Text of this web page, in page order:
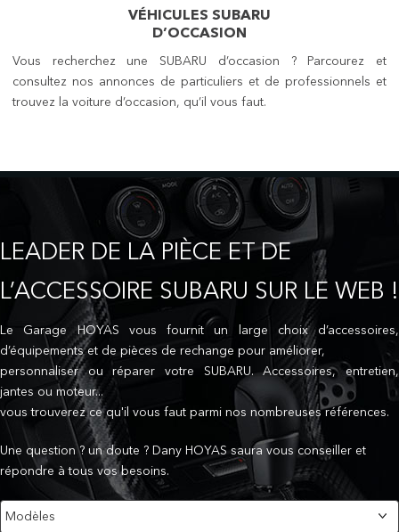
VÉHICULES SUBARU
D’OCCASION
Vous recherchez une SUBARU d’occasion ? Parcourez et
consultez nos annonces de particuliers et de professionnels et
trouvez la voiture d’occasion, qu’il vous faut.
LEADER DE LA PIÈCE ET DE
L’ACCESSOIRE SUBARU SUR LE WEB !
Le Garage HOYAS vous fournit un large choix d’accessoires,
d’équipements et de pièces de rechange pour améliorer,
personnaliser ou réparer votre SUBARU. Accessoires, entretien,
jantes ou moteur...
vous trouverez ce qu'il vous faut parmi nos nombreuses références.
Une question ? un doute ? Dany HOYAS saura vous conseiller et
répondre à tous vos besoins.